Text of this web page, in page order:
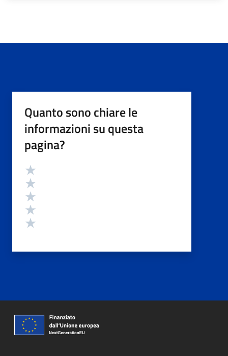
Quanto sono chiare le
informazioni su questa
pagina?
Valutazione